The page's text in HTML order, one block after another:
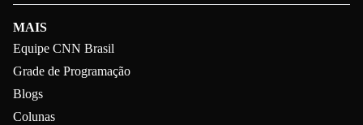
MAIS
Equipe CNN Brasil
Grade de Programação
Blogs
Colunas